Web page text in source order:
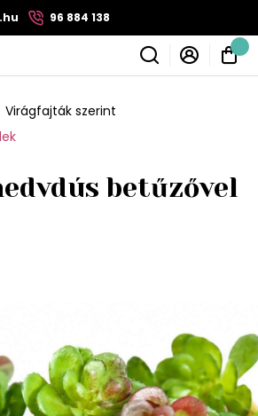
96 884 138
Virágfajták szerint
betűzővel